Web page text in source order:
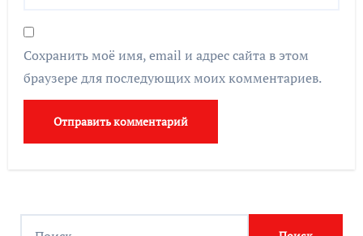
Сохранить моё имя, email и адрес сайта в этом
браузере для последующих моих комментариев.